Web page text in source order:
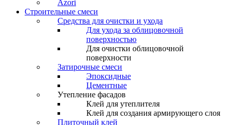
Azori
Строительные смеси
Средства для очистки и ухода
Для ухода за облицовочной
поверхностью
Для очистки облицовочной
поверхности
Затирочные смеси
Эпоксидные
Цементные
Утепление фасадов
Клей для утеплителя
Клей для создания армирующего слоя
Плиточный клей